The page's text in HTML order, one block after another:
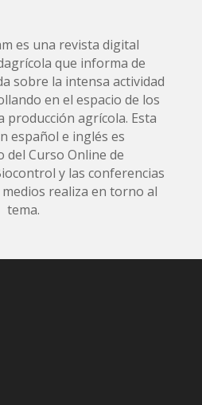
es una revista digital
que informa de
sobre la intensa actividad
en el espacio de los
producción agrícola. Esta
español e inglés es
del Curso Online de
y las conferencias
realiza en torno al
tema.